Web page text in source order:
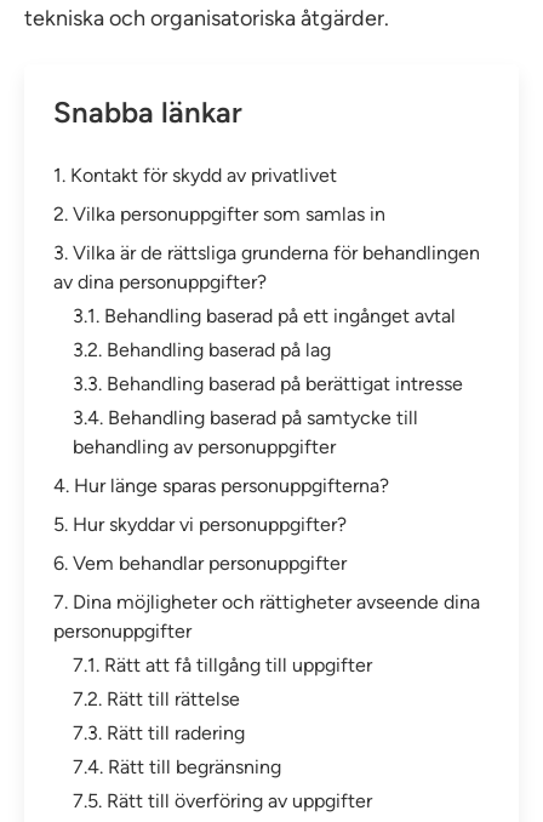
tekniska och organisatoriska åtgärder.
Snabba länkar
1. Kontakt för skydd av privatlivet
2. Vilka personuppgifter som samlas in
3. Vilka är de rättsliga grunderna för behandlingen
av dina personuppgifter?
3.1. Behandling baserad på ett ingånget avtal
3.2. Behandling baserad på lag
3.3. Behandling baserad på berättigat intresse
3.4. Behandling baserad på samtycke till
behandling av personuppgifter
4. Hur länge sparas personuppgifterna?
5. Hur skyddar vi personuppgifter?
6. Vem behandlar personuppgifter
7. Dina möjligheter och rättigheter avseende dina
personuppgifter
7.1. Rätt att få tillgång till uppgifter
7.2. Rätt till rättelse
7.3. Rätt till radering
7.4. Rätt till begränsning
7.5. Rätt till överföring av uppgifter